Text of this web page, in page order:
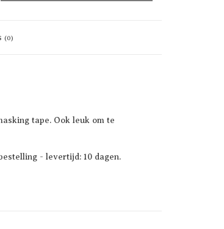
(0)
tape. Ook leuk om te
- levertijd: 10 dagen.